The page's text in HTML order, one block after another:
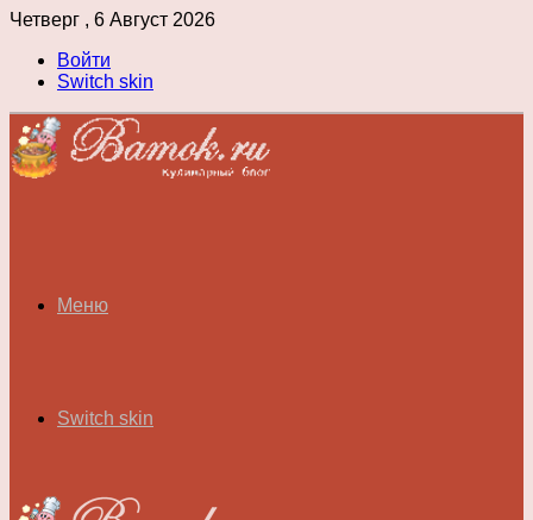
Четверг , 6 Август 2026
Войти
Switch skin
Меню
Switch skin